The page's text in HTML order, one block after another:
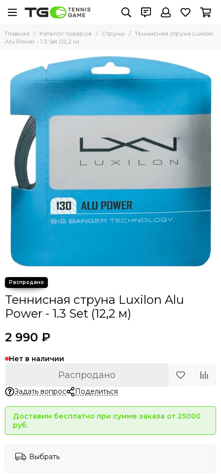
Главная Каталог товаров Струны
Теннисная струна Luxilon
Alu Power - 1.3 Set (12,2 м)
Теннисная струна Luxilon Alu
Power - 1.3 Set (12,2 м)
2 990 ₽
Нет в наличии
Распродано
Задать вопрос Поделиться
Доставим бесплатно при сумме заказа от 25000
руб.
Выбрать